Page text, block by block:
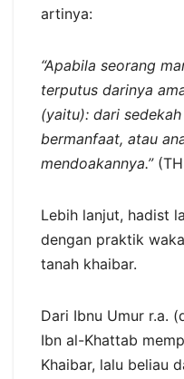
artinya:
“Apabila seorang
terputus darinya
(yaitu): dari
bermanfaat, atau
mendoakannya.”
Lebih lanjut, hadist
dengan praktik
tanah khaibar.
Dari Ibnu Umur r.a.
Ibn al-Khattab
Khaibar, lalu beliau